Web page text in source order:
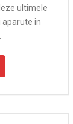
ultimele
aparute in